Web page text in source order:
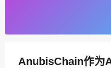
AnubisChain作为